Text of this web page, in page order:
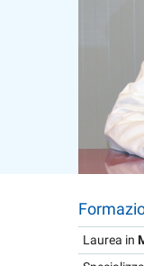
Laurea in